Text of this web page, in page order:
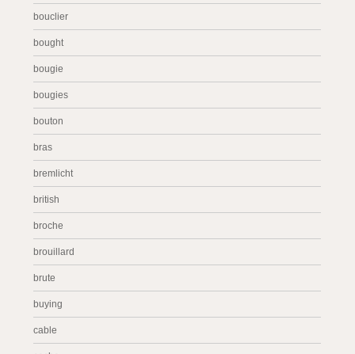
bouclier
bought
bougie
bougies
bouton
bras
bremlicht
british
broche
brouillard
brute
buying
cable